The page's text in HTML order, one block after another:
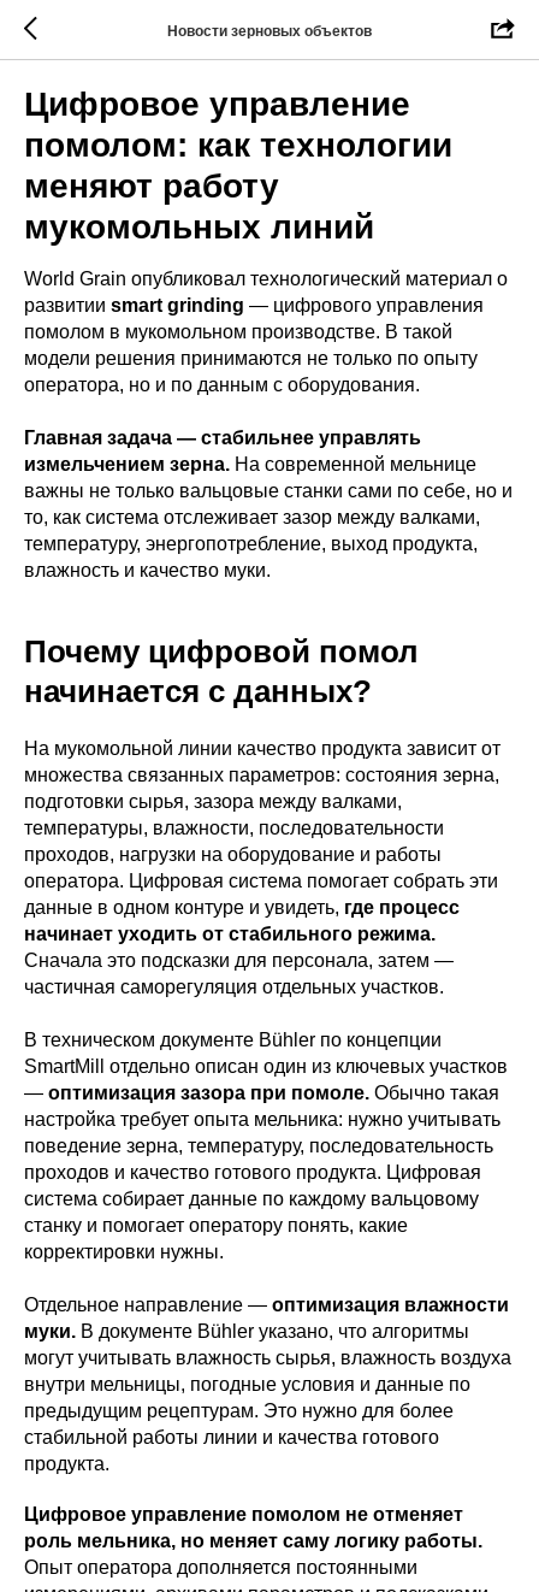
Новости зерновых объектов
Цифровое управление
помолом: как технологии
меняют работу
мукомольных линий
World Grain опубликовал технологический материал о
развитии smart grinding — цифрового управления
помолом в мукомольном производстве. В такой
модели решения принимаются не только по опыту
оператора, но и по данным с оборудования.
Главная задача — стабильнее управлять
измельчением зерна. На современной мельнице
важны не только вальцовые станки сами по себе, но и
то, как система отслеживает зазор между валками,
температуру, энергопотребление, выход продукта,
влажность и качество муки.
Почему цифровой помол
начинается с данных?
На мукомольной линии качество продукта зависит от
множества связанных параметров: состояния зерна,
подготовки сырья, зазора между валками,
температуры, влажности, последовательности
проходов, нагрузки на оборудование и работы
оператора. Цифровая система помогает собрать эти
данные в одном контуре и увидеть, где процесс
начинает уходить от стабильного режима.
Сначала это подсказки для персонала, затем —
частичная саморегуляция отдельных участков.
В техническом документе Bühler по концепции
SmartMill отдельно описан один из ключевых участков
— оптимизация зазора при помоле. Обычно такая
настройка требует опыта мельника: нужно учитывать
поведение зерна, температуру, последовательность
проходов и качество готового продукта. Цифровая
система собирает данные по каждому вальцовому
станку и помогает оператору понять, какие
корректировки нужны.
Отдельное направление — оптимизация влажности
муки. В документе Bühler указано, что алгоритмы
могут учитывать влажность сырья, влажность воздуха
внутри мельницы, погодные условия и данные по
предыдущим рецептурам. Это нужно для более
стабильной работы линии и качества готового
продукта.
Цифровое управление помолом не отменяет
роль мельника, но меняет саму логику работы.
Опыт оператора дополняется постоянными